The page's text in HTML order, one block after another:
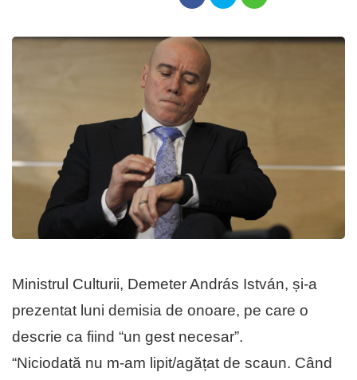
Ministrul Culturii, Demeter András István, și-a
prezentat luni demisia de onoare, pe care o
descrie ca fiind “un gest necesar”.
“Niciodată nu m-am lipit/agățat de scaun. Când